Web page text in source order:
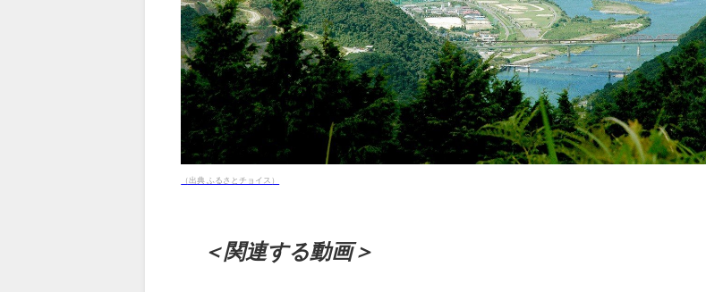
（出典 ふるさとチョイス）
＜関連する動画＞